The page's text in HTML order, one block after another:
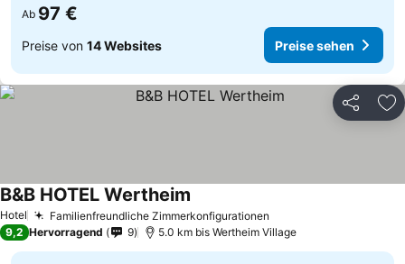
Ab 97 €
Preise von 14 Websites Preise sehen
Teilen
Hotel Familienfreundliche Zimmerkonfigurationen
B&B HOTEL Wertheim
9,2 Hervorragend 9 5.0 km bis Wertheim Village